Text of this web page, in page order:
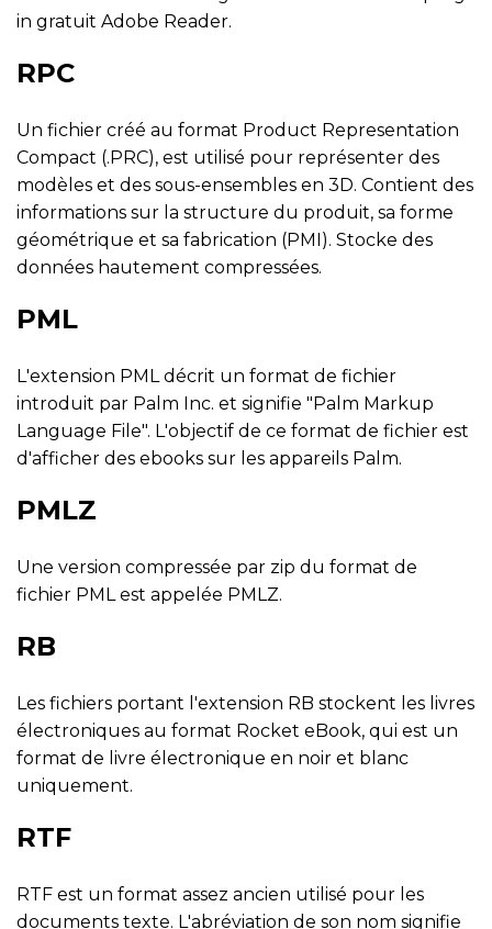
in gratuit Adobe Reader.
RPC
Un fichier créé au format Product Representation
Compact (.PRC), est utilisé pour représenter des
modèles et des sous-ensembles en 3D. Contient des
informations sur la structure du produit, sa forme
géométrique et sa fabrication (PMI). Stocke des
données hautement compressées.
PML
L'extension PML décrit un format de fichier
introduit par Palm Inc. et signifie "Palm Markup
Language File". L'objectif de ce format de fichier est
d'afficher des ebooks sur les appareils Palm.
PMLZ
Une version compressée par zip du format de
fichier PML est appelée PMLZ.
RB
Les fichiers portant l'extension RB stockent les livres
électroniques au format Rocket eBook, qui est un
format de livre électronique en noir et blanc
uniquement.
RTF
RTF est un format assez ancien utilisé pour les
documents texte. L'abréviation de son nom signifie